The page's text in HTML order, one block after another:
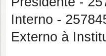
Interno -
Externo à